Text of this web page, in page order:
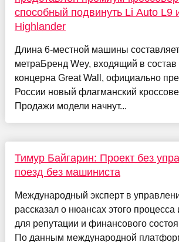
способный подвинуть Li Auto L9
Highlander
Длина 6-местной машины
метраБренд Wey, входящий в состав
концерна Great Wall, официально
России новый флагманский
Продажи модели начнут...
Тимур Байгарин: Проект без
поезд без машиниста
Международный эксперт в
рассказал о нюансах этого процесса
для репутации и финансового
По данным международной